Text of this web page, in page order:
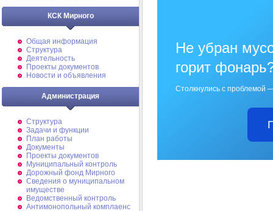
КСК Мирного
Общая информация
Структура
Деятельность
Проекты документов
Новости и объявления
Администрация
Структура
Задачи и функции
План работы
Документы
Проекты документов
Муниципальный контроль
Дорожный фонд Мирного
Cведения о муниципальном
имуществе
Ведомственный контроль
Антимонопольный комплаенс
Не убран
горит
Столкнулись с проблемой